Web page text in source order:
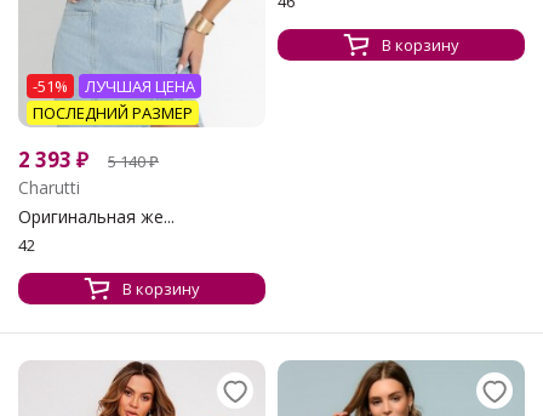
-51%
ЛУЧШАЯ ЦЕНА
ПОСЛЕДНИЙ РАЗМЕР
2 393 ₽ 5 140₽
Charutti
Оригинальная же...
42
В корзину
В корзину